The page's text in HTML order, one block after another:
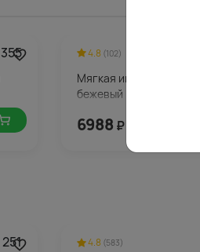
355 4.8 (102)
Мягкая игрушка
бежевый
6988 ₽
251 4.8 (583)